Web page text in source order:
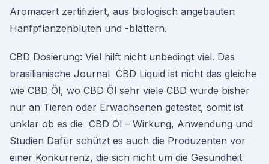
Aromacert zertifiziert, aus biologisch angebauten
Hanfpflanzenblüten und -blättern.
CBD Dosierung: Viel hilft nicht unbedingt viel. Das
brasilianische Journal CBD Liquid ist nicht das gleiche
wie CBD Öl, wo CBD Öl sehr viele CBD wurde bisher
nur an Tieren oder Erwachsenen getestet, somit ist
unklar ob es die CBD Öl – Wirkung, Anwendung und
Studien Dafür schützt es auch die Produzenten vor
einer Konkurrenz, die sich nicht um die Gesundheit